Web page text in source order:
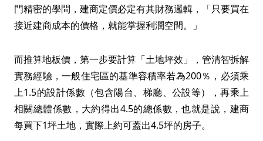
門精密的學問，建商定價必定有其財務邏輯，「只要買在
接近建商成本的價格，就能掌握利潤空間。」
而推算地板價，第一步要計算「土地坪效」，管清智拆解
實務經驗，一般住宅區的基準容積率若為200％，必須乘
上1.5的設計係數（包含陽台、梯廳、公設等），再乘上
相關總體係數，大約得出4.5的總係數，也就是說，建商
每買下1坪土地，實際上約可蓋出4.5坪的房子。